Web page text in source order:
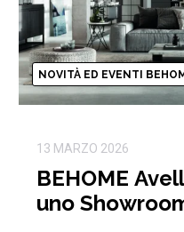
NOVITÀ ED EVENTI
13 MARZO 2026
BEHOME
uno